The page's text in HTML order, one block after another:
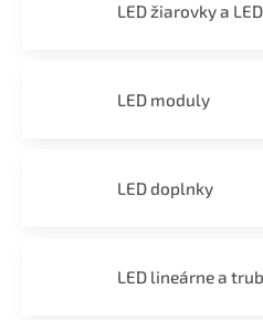
LED žiarovky a
LED moduly
LED doplnky
LED lineárne a